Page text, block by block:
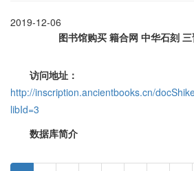
2019-12-06
图书馆购买 籍合网 中华石刻
访问地址：
http://inscription.ancientbooks.cn/
libId=3
数据库简介